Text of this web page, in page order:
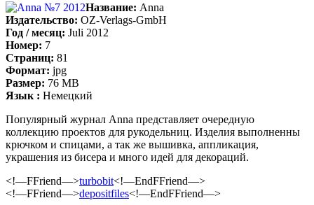
Название: Anna
Издательство: OZ-Verlags-GmbH
Год / месяц: Juli 2012
Номер: 7
Страниц: 81
Формат: jpg
Размер: 76 MB
Язык : Немецкий
Популярный журнал Anna представляет очередную
коллекцию проектов для рукодельниц. Изделия выполненны
крючком и спицами, а так же вышивка, аппликация,
украшения из бисера и много идей для декораций.
<!—FFriend—>turbobit<!—EndFFriend—>
<!—FFriend—>depositfiles<!—EndFFriend—>